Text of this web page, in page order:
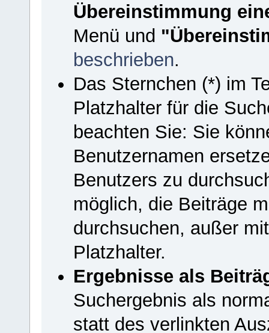
Übereinstimmung
Menü und
beschrieben.
Das Sternchen (*) im
Platzhalter für die
beachten Sie: Sie
Benutzernamen
Benutzers zu
möglich, die Beiträge
durchsuchen, außer
Platzhalter.
Ergebnisse als
Suchergebnis als
statt des verlinkten